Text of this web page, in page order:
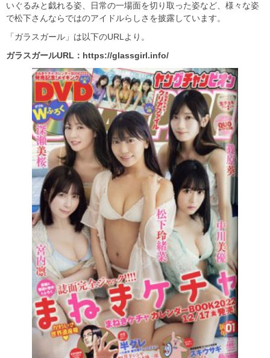
いぐるみと戯れる姿、日常の一場面を切り取った姿など、様々な姿
で松下さんならではのアイドルらしさを披露しています。
「ガラスガール」は以下のURLより。
ガラスガールURL ： https://glassgirl.info/